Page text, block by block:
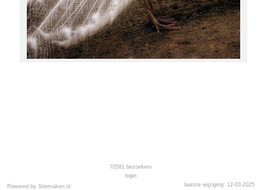
Powered by Sitemaken.nl
70581
bezoekers
login
laatste wijziging: 12-03-2025